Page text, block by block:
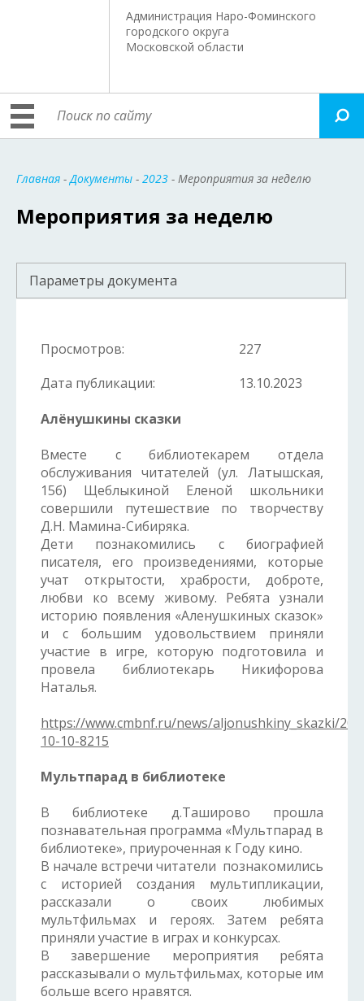
Администрация Наро-Фоминского
городского округа
Московской области
Главная -Документы - 2023 - Мероприятия за неделю
Мероприятия за неделю
Параметры документа
Просмотров:
227
Дата публикации:
13.10.2023
Алёнушкины сказки
Вместе с библиотекарем отдела
обслуживания читателей (ул. Латышская,
15б) Щеблыкиной Еленой школьники
совершили путешествие по творчеству
Д.Н. Мамина-Сибиряка.
Дети познакомились с биографией
писателя, его произведениями, которые
учат открытости, храбрости, доброте,
любви ко всему живому. Ребята узнали
историю появления «Аленушкиных сказок»
и с большим удовольствием приняли
участие в игре, которую подготовила и
провела библиотекарь Никифорова
Наталья.
https://www.cmbnf.ru/news/aljonushkiny_skazki/
10-10-8215
Мультпарад в библиотеке
В библиотеке д.Таширово прошла
познавательная программа «Мультпарад в
библиотеке», приуроченная к Году кино.
В начале встречи читатели познакомились
с историей создания мультипликации,
рассказали о своих любимых
мультфильмах и героях. Затем ребята
приняли участие в играх и конкурсах.
В завершение мероприятия ребята
рассказывали о мультфильмах, которые им
больше всего нравятся.